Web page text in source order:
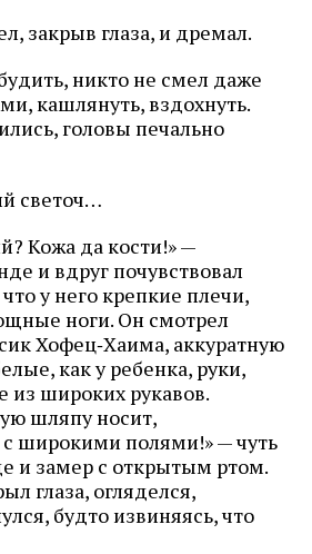
закрыв глаза, и дремал.
никто не смел даже
кашлянуть, вздохнуть.
головы печально
светоч…
Кожа да кости!» —
и вдруг почувствовал
у него крепкие плечи,
ноги. Он смотрел
Хофец‑Хаима, аккуратную
как у ребенка, руки,
из широких рукавов.
шляпу носит,
с широкими полями!» — чуть
и замер с открытым ртом.
глаза, огляделся,
будто извиняясь, что